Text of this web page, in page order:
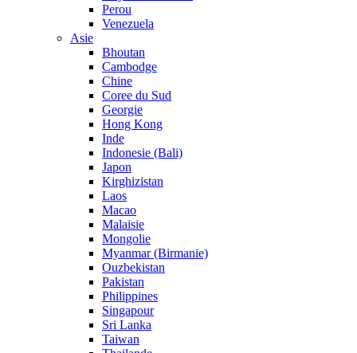
Perou
Venezuela
Asie
Bhoutan
Cambodge
Chine
Coree du Sud
Georgie
Hong Kong
Inde
Indonesie (Bali)
Japon
Kirghizistan
Laos
Macao
Malaisie
Mongolie
Myanmar (Birmanie)
Ouzbekistan
Pakistan
Philippines
Singapour
Sri Lanka
Taiwan